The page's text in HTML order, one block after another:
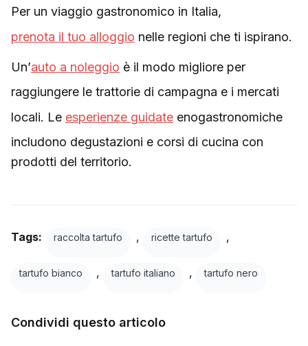
Per un viaggio gastronomico in Italia,
prenota il tuo alloggio nelle regioni che ti ispirano.
Un’auto a noleggio è il modo migliore per
raggiungere le trattorie di campagna e i mercati
locali. Le esperienze guidate enogastronomiche
includono degustazioni e corsi di cucina con
prodotti del territorio.
Tags: raccolta tartufo , ricette tartufo ,
tartufo bianco , tartufo italiano , tartufo nero
Condividi questo articolo